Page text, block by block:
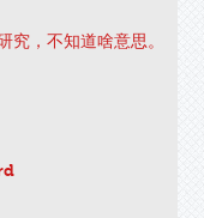
，不知道啥意思。